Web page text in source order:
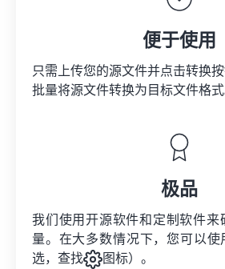
便于使用
只需上传您的源文件并点击转换
批量将源文件转换为目标文件格式
极品
我们使用开源软件和定制软件来
量。在大多数情况下，您可以使
选，查找
图标）。